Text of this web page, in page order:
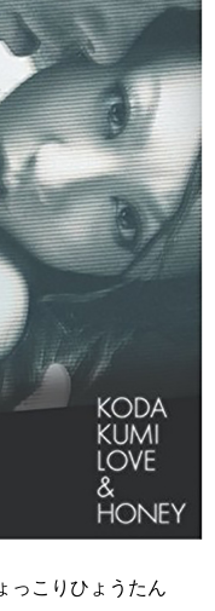
っこりひょうたん